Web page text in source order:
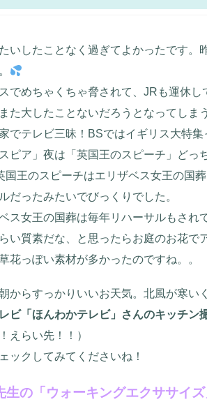
いしたことなく過ぎてよかったです。
でめちゃくちゃ脅されて、JRも運休
た大したことないだろうとなってしま
でテレビ三昧！BSではイギリス大特
ピア」夜は「英国王のスピーチ」どっ
王のスピーチはエリザベス女王の国
だったみたいでびっくりでした。
ス女王の国葬は毎年リハーサルもされ
い質素だな、と思ったらお庭のお花で
花っぽい素材が多かったのですね。。
からすっかりいいお天気。北風が寒い
ビ「ほんわかテレビ」さんのキッチン
えらい先！！）
ックしてみてくださいね！
生の「ウォーキングエクササイズ